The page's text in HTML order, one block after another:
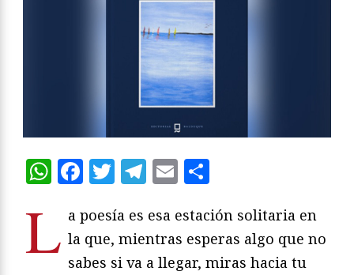
WhatsApp
Facebook
Twitter
Telegram
Email
L a poesía es esa estación solitaria en
la que, mientras esperas algo que no
sabes si va a llegar, miras hacia tu